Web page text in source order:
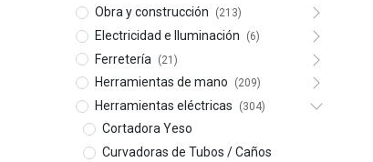
Obra y construcción (213)
Electricidad e Iluminación (6)
Ferretería (21)
Herramientas de mano (209)
Herramientas eléctricas (304)
Cortadora Yeso
Curvadoras de Tubos / Caños